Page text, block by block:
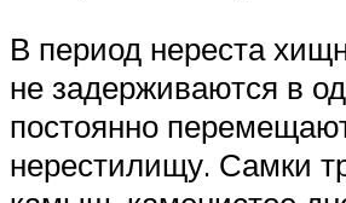
В период нереста
не задерживаются в
постоянно
нерестилищу. Самки